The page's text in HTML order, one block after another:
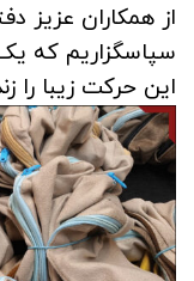
از همکاران عزیز
سپاسگزاریم که
این حرکت زیبا را